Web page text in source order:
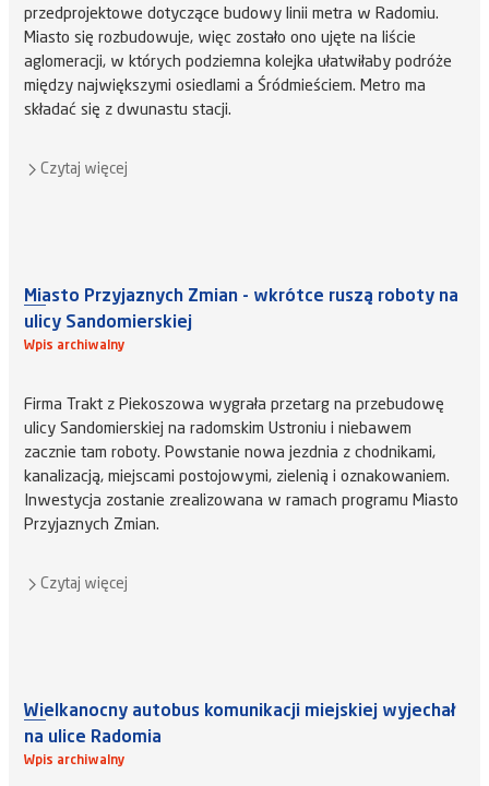
przedprojektowe dotyczące budowy linii metra w Radomiu.
Miasto się rozbudowuje, więc zostało ono ujęte na liście
aglomeracji, w których podziemna kolejka ułatwiłaby podróże
między największymi osiedlami a Śródmieściem. Metro ma
składać się z dwunastu stacji.
Czytaj więcej
Miasto Przyjaznych Zmian - wkrótce ruszą roboty na
ulicy Sandomierskiej
Wpis archiwalny
Firma Trakt z Piekoszowa wygrała przetarg na przebudowę
ulicy Sandomierskiej na radomskim Ustroniu i niebawem
zacznie tam roboty. Powstanie nowa jezdnia z chodnikami,
kanalizacją, miejscami postojowymi, zielenią i oznakowaniem.
Inwestycja zostanie zrealizowana w ramach programu Miasto
Przyjaznych Zmian.
Czytaj więcej
Wielkanocny autobus komunikacji miejskiej wyjechał
na ulice Radomia
Wpis archiwalny